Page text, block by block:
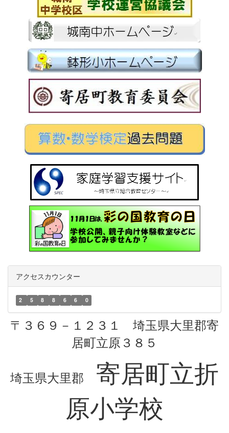
アクセスカウンター
2 5 8 8 6 6 0
〒３６９－１２３１ 埼玉県大里郡寄
居町立原３８５
埼玉県大里郡
寄居町立折
原小学校